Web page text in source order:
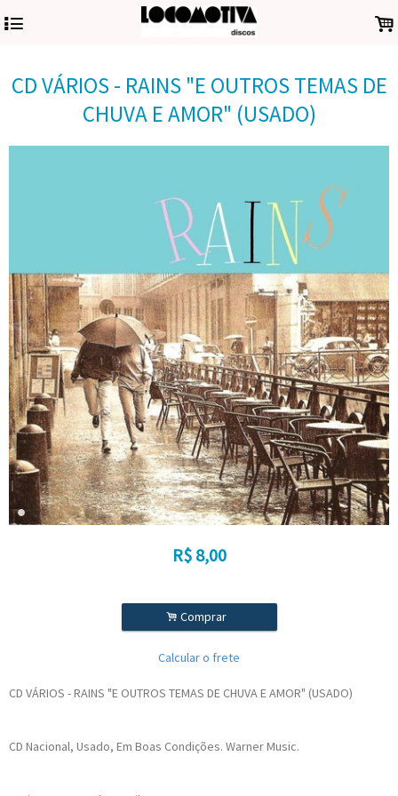
4 .
CD VÁRIOS - RAINS "E OUTROS TEMAS DE
CHUVA E AMOR" (USADO)
R$ 8,00
. Comprar
Calcular o frete
CD VÁRIOS - RAINS "E OUTROS TEMAS DE CHUVA E AMOR" (USADO)
CD Nacional, Usado, Em Boas Condições. Warner Music.